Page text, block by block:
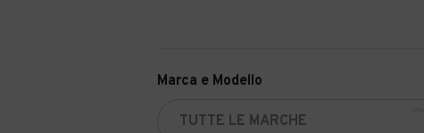
Marca e Modello